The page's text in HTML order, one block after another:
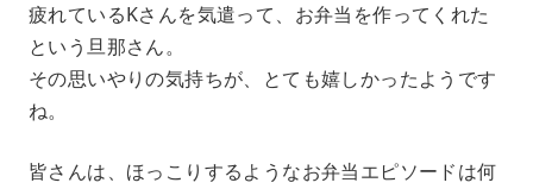
疲れているKさんを気遣って、お弁当を作ってくれた
という旦那さん。
その思いやりの気持ちが、とても嬉しかったようです
ね。
皆さんは、ほっこりするようなお弁当エピソードは何